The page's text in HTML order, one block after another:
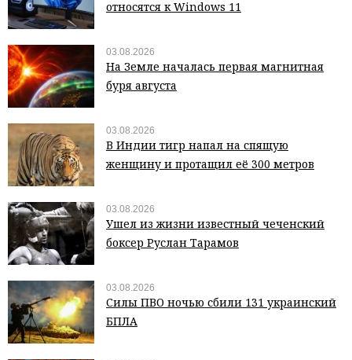
относятся к Windows 11
03.08.2026
На Земле началась первая магнитная
буря августа
03.08.2026
В Индии тигр напал на спящую
женщину и протащил её 300 метров
03.08.2026
Ушел из жизни известный чеченский
боксер Руслан Тарамов
03.08.2026
Силы ПВО ночью сбили 131 украинский
БПЛА